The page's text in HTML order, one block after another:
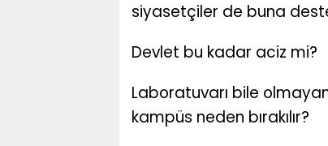
siyasetçiler de buna
Devlet bu kadar aciz mi?
Laboratuvarı bile
kampüs neden bırakılır?